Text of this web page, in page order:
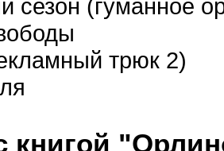
сезон (гуманное
трюк 2)
книгой